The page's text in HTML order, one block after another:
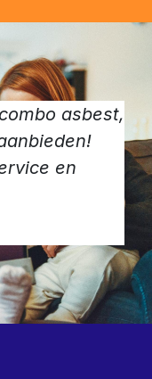
asbest,
en